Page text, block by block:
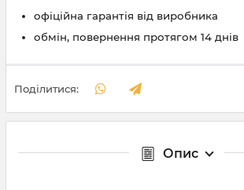
офіційна гарантія від виробника
обмін, повернення протягом 14 днів
Поділитися:
Опис